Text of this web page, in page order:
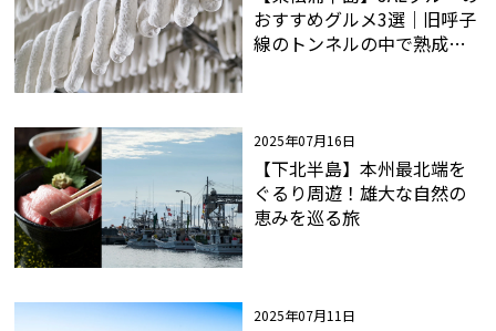
おすすめグルメ3選｜旧呼子
線のトンネルの中で熟成さ
2025年07月16日
【下北半島】本州最北端を
ぐるり周遊！雄大な自然の
恵みを巡る旅
2025年07月11日